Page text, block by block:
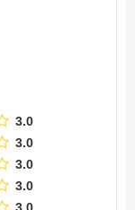
3.0
3.0
3.0
3.0
3.0